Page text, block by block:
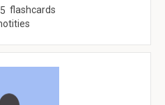
flashcards